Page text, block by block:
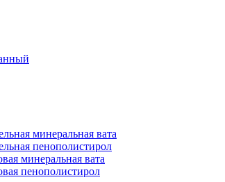
минеральная вата
пенополистирол
минеральная вата
пенополистирол